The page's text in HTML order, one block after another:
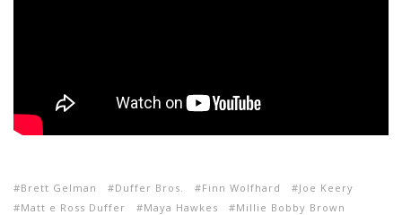
Brett Gelman Duffer Bros. Finn Wolfhard
Joe Keery
Matt e Ross Duffer
Maya Hawkes
Millie Bobby Brown